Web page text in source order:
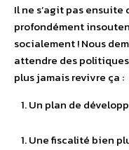
Il ne s’agit pas
profondément
socialement ! Nous
attendre des
plus jamais revivre ça :
Un plan de
Une fiscalité bien